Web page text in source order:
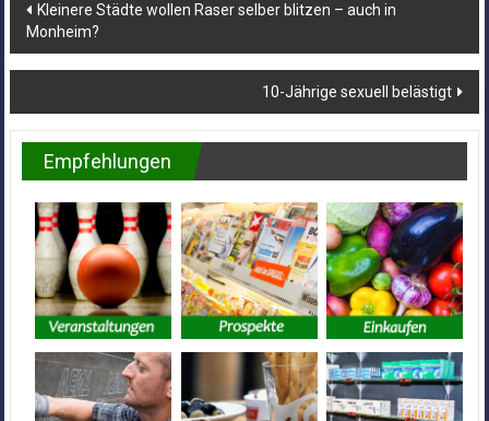
Kleinere Städte wollen Raser selber blitzen – auch in
Monheim?
10-Jährige sexuell belästigt
Empfehlungen